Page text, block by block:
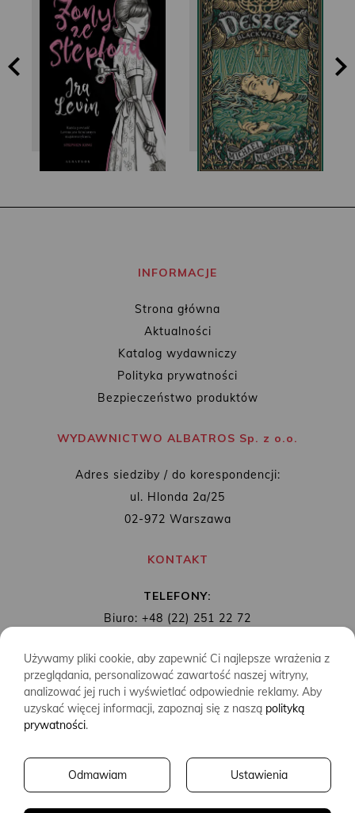
Ira Levin Michael McDowell
INFORMACJE
Strona główna
Aktualności
Katalog wydawniczy
Polityka prywatności
Bezpieczeństwo produktów
WYDAWNICTWO ALBATROS Sp. z o.o.
Adres siedziby / do korespondencji:
ul. Hlonda 2a/25
02-972 Warszawa
KONTAKT
TELEFONY:
Biuro: +48 (22) 251 22 72
MAIL: biuro@wydawnictwoalbatros.com
COPYRIGHTS
WYDAWNICTWO ALBATROS
CREATED BY2SIDES.PL
Używamy pliki cookie, aby zapewnić Ci najlepsze wrażenia z
przeglądania, personalizować zawartość naszej witryny,
analizować jej ruch i wyświetlać odpowiednie reklamy. Aby
uzyskać więcej informacji, zapoznaj się z naszą polityką
prywatności.
Ustawienia
Odmawiam